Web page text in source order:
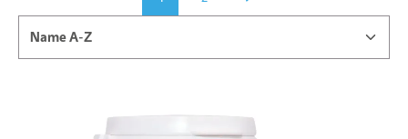
Seite Seite